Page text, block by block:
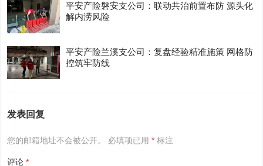
平安产险磐安支公司：联动共治前置布防 源头化
解内涝风险
平安产险兰溪支公司：复盘经验精准施策 网格防
控筑牢防线
发表回复
您的邮箱地址不会被公开。 必填项已用* 标注
评论*